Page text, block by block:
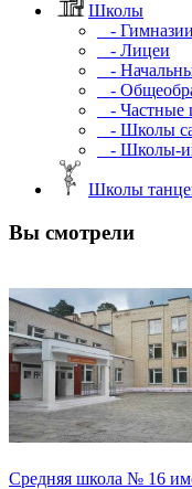
Школы
- Гимназии
- Лицеи
-
-
- Частные
- Школы
- Школы-
Школы
Вы смотрели
Средняя школа № 16